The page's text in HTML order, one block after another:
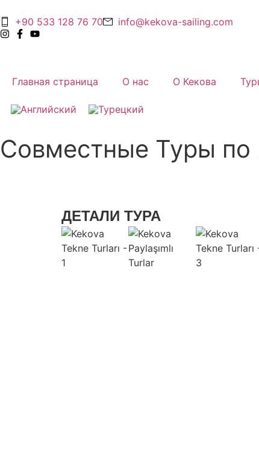
+90 533 128 76 70 info@kekova-sailing.com
Главная страница О нас О Кекова
Совместные Туры по
ДЕТАЛИ ТУРА